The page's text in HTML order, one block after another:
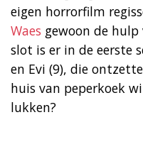
eigen horrorfilm
Waes gewoon de hulp
slot is er in de eerste
en Evi (9), die
huis van peperkoek
lukken?